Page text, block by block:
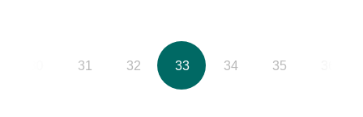
31 32 33 34 35